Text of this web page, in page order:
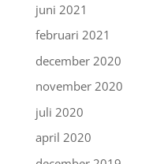
juni 2021
februari 2021
december 2020
november 2020
juli 2020
april 2020